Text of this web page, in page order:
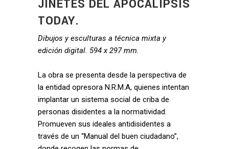
JINETES DEL APOCALIPSIS
TODAY.
Dibujos y esculturas a técnica mixta y
edición digital. 594 x 297 mm.
La obra se presenta desde la perspectiva de
la entidad opresora N.R.M.A, quienes intentan
implantar un sistema social de criba de
personas disidentes a la normatividad.
Promueven sus ideales antidisidentes a
través de un “Manual del buen ciudadano”,